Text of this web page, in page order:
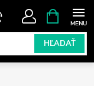
HĽADAŤ
KOŠÍK